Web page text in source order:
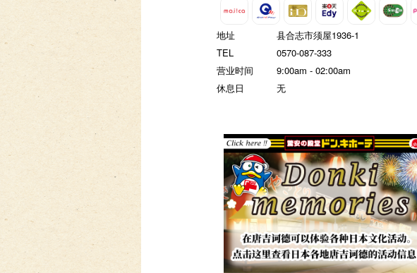
地址
县合志市须屋1936-1
TEL
0570-087-333
营业时间
9:00am - 02:00am
休息日
无